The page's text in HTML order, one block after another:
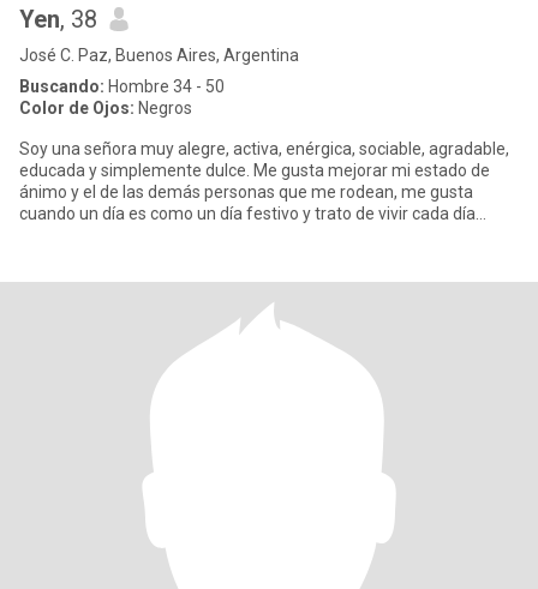
Yen, 38
José C. Paz, Buenos Aires, Argentina
Buscando: Hombre 34 - 50
Color de Ojos: Negros
Soy una señora muy alegre, activa, enérgica, sociable, agradable,
educada y simplemente dulce. Me gusta mejorar mi estado de
ánimo y el de las demás personas que me rodean, me gusta
cuando un día es como un día festivo y trato de vivir cada día